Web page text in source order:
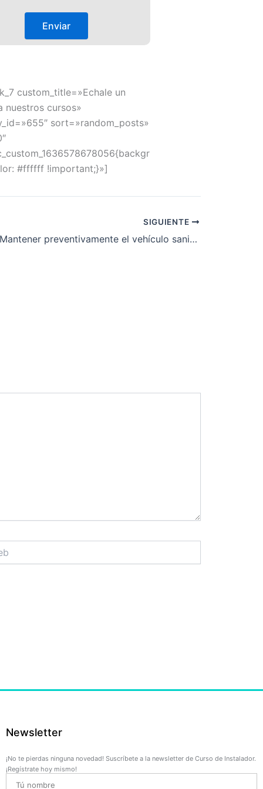
custom_title=»Echale un
nuestros cursos»
sort=»random_posts»
#ffffff !important;}»]
SIGUIENTE
ECP0069_1: Mantener preventivamente el vehículo sanitario y controlar la dotación material del mismo
Newsletter
¡No te pierdas ninguna novedad! Suscríbete a la newsletter de Curso de Instalador.
¡Regístrate hoy mismo!